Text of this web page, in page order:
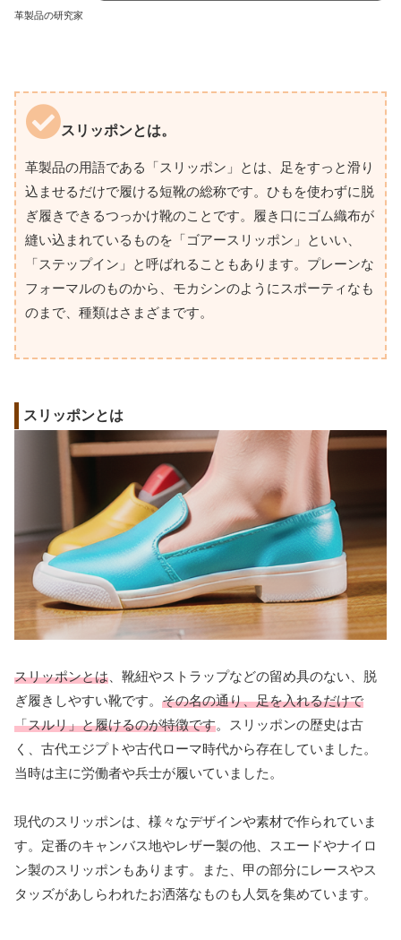
革製品の研究家
スリッポンとは。
革製品の用語である「スリッポン」とは、足をすっと滑り
込ませるだけで履ける短靴の総称です。ひもを使わずに脱
ぎ履きできるつっかけ靴のことです。履き口にゴム織布が
縫い込まれているものを「ゴアースリッポン」といい、
「ステップイン」と呼ばれることもあります。プレーンな
フォーマルのものから、モカシンのようにスポーティなも
のまで、種類はさまざまです。
スリッポンとは
スリッポンとは 、靴紐やストラップなどの留め具のない、脱
ぎ履きしやすい靴です。 その名の通り、足を入れるだけで
「スルリ」と履けるのが特徴です。スリッポンの歴史は古
く、古代エジプトや古代ローマ時代から存在していました。
当時は主に労働者や兵士が履いていました。
現代のスリッポンは、様々なデザインや素材で作られていま
す。定番のキャンバス地やレザー製の他、スエードやナイロ
ン製のスリッポンもあります。また、甲の部分にレースやス
タッズがあしらわれたお洒落なものも人気を集めています。